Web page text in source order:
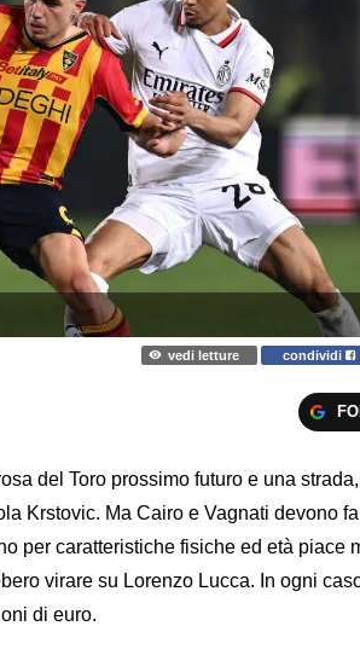
vedi letture condividi
del Toro prossimo futuro e una
Krstovic. Ma Cairo e Vagnati devono
per caratteristiche fisiche ed età piace
virare su Lorenzo Lucca. In ogni
di euro.